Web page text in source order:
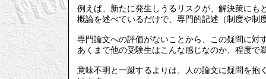
例えば、新たに発生しうるリスクが、解決策にも
概論を述べているだけで、専門的記述（制度や制
専門論文への評価がないことから、この疑問に対
あくまで他の受験生はこんな感じなのか、程度で
意味不明と一蹴するよりは、人の論文に疑問を抱